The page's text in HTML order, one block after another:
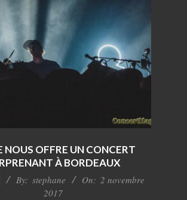
OFFRE UN CONCERT
À BORDEAUX
By: stephane On: 2 novembre
2017